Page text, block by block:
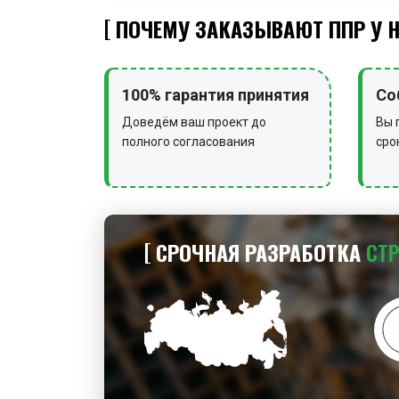
ПОЧЕМУ ЗАКАЗЫВАЮТ ППР У
100% гарантия принятия
Доведём ваш проект до
полного согласования
Вы
СРОЧНАЯ РАЗРАБОТКА